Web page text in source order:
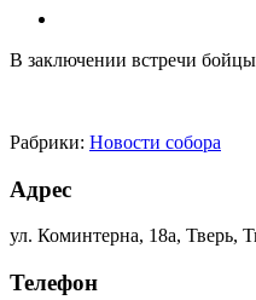
В заключении встречи
Рабрики: Новости собора
Адрес
ул. Коминтерна, 18а, Тверь,
Телефон